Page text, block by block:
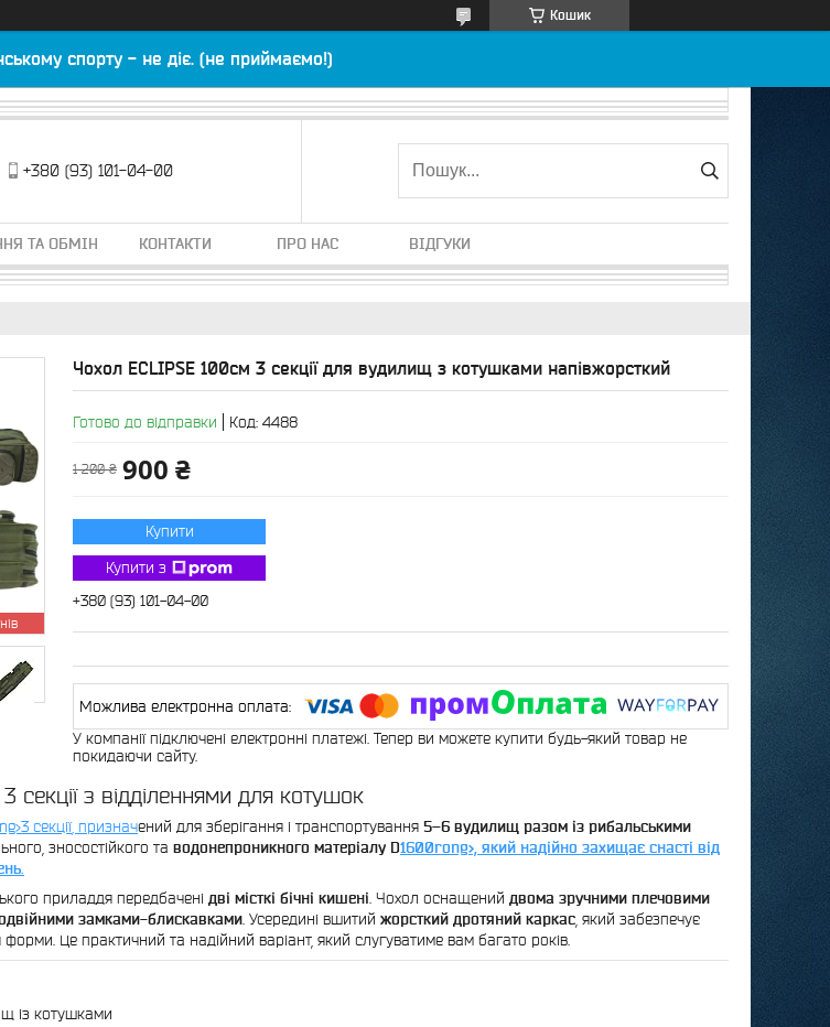
Кошик
спорту - не діє. (не приймаємо!)
+380 (93) 101-04-00
ТА ОБМІН КОНТАКТИ ПРО НАС ВІДГУКИ
Чохол ECLIPSE 100см 3 секції для вудилищ з котушками напівжорсткий
Готово до відправки Код: 4488
1 200 ₴ 900 ₴
Купити
Купити з
+380 (93) 101-04-00
У компанії підключені електронні платежі. Тепер ви можете купити будь-який товар не
покидаючи сайту.
з відділеннями для котушок
секції, призначений для зберігання і транспортування 5–6 вудилищ разом із рибальськими
зносостійкого та водонепроникного матеріалу D1600rong>, який надійно захищає снасті від
приладдя передбачені дві місткі бічні кишені . Чохол оснащений двома зручними плечовими
замками-блискавками . Усередині вшитий жорсткий дротяний каркас , який забезпечує
форми. Це практичний та надійний варіант, який слугуватиме вам багато років.
із котушками